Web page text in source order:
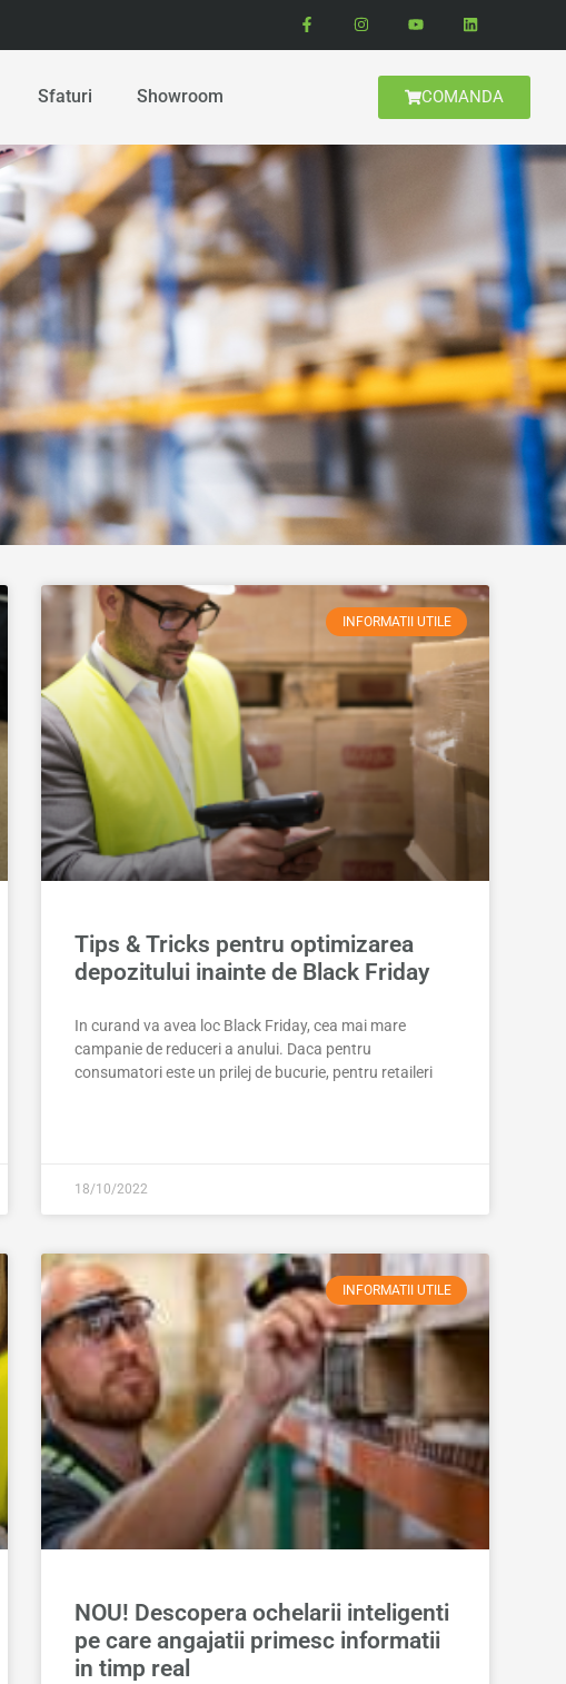
Sfaturi Showroom COMANDA
INFORMATII UTILE
Tips & Tricks pentru optimizarea
depozitului inainte de Black Friday
In curand va avea loc Black Friday, cea mai mare
campanie de reduceri a anului. Daca pentru
consumatori este un prilej de bucurie, pentru retaileri
18/10/2022
INFORMATII UTILE
NOU! Descopera ochelarii inteligenti
pe care angajatii primesc informatii
in timp real